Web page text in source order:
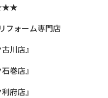
フォーム専門店
川店』
巻店』
府店』